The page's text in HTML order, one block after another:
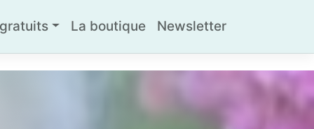
La boutique Newsletter